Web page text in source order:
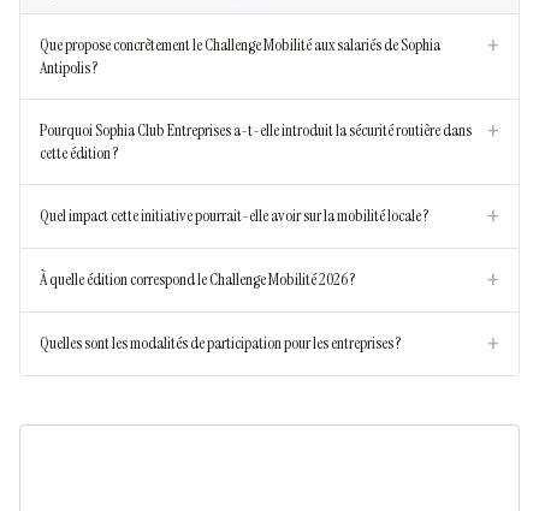
Que propose concrètement le Challenge Mobilité aux salariés de Sophia
Antipolis ?
+
Pourquoi Sophia Club Entreprises a-t-elle introduit la sécurité routière dans
cette édition ?
+
Quel impact cette initiative pourrait-elle avoir sur la mobilité locale ? +
À quelle édition correspond le Challenge Mobilité 2026 ? +
Quelles sont les modalités de participation pour les entreprises ? +